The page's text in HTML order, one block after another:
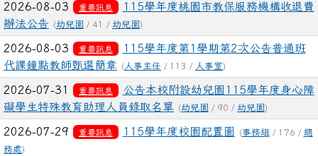
2026-08-03 重要訊息
115學年度桃園市教保服務機構收退費
辦法公告
(幼兒園 / 41 / 幼兒園)
2026-08-03 重要訊息
115學年度第1學期第2次公告普通班
代課鐘點教師甄選簡章
( 人事主任 / 113 / 人事室)
2026-07-31 重要訊息
公告本校附設幼兒園115學年度身心障
礙學生特殊教育助理人員錄取名單
(幼兒園 / 90 / 幼兒園)
2026-07-29 重要訊息 115學年度校園配置圖 (事務組 / 176 / 總
務處)